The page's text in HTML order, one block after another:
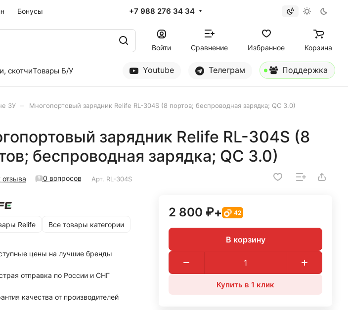
Бонусы +7 988 276 34 34
Войти Сравнение Избранное Корзина
скотчиТовары Б/У Youtube Телеграм Поддержка
ЗУ Многопортовый зарядник Relife RL-304S (8 портов; беспроводная зарядка; QC 3.0)
зарядник Relife RL-304S (8
беспроводная зарядка; QC 3.0)
отзыва 0 вопросов Арт. RL-304S
Relife Все товары категории
цены на лучшие бренды
отправка по России и СНГ
качества от производителей
2 800 ₽+ 42
В корзину
Купить в 1 клик